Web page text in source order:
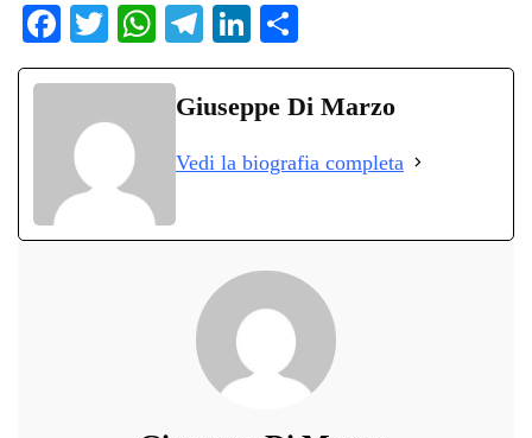
Fa
ce
ok
T
wi
r
W
ha
ts
pp
Te
le
gr
m
Li
nk
ed
on
di
di
Giuseppe Di Marzo
Vedi la biografia completa